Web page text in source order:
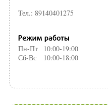
Тел.: 89140401275
Пн-Пт
10:00-19:00
Сб-Вс
10:00-18:00